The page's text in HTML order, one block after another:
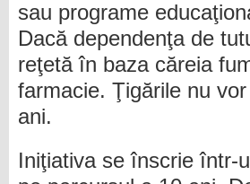
sau programe
Dacă dependenţa de
reţetă în baza căreia
farmacie. Ţigările nu
ani.
Iniţiativa se înscrie într-